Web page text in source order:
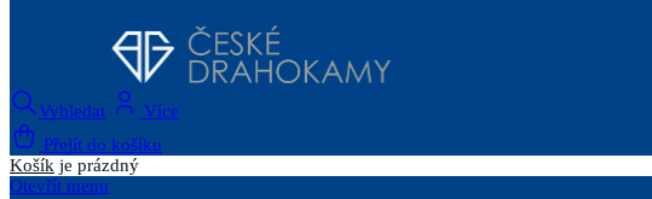
Vyhledat
Více
Přejít do košíku
Košík je prázdný
Otevřít menu